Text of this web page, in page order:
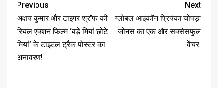
Previous
अक्षय कुमार और टाइगर श्रॉफ की
रियल एक्शन फिल्म ‘बड़े मियां छोटे
मियां’ के टाइटल ट्रैक पोस्टर का
अनावरण!
Next
ग्लोबल आइकॉन प्रियंका चोपड़ा
जोनस का एक और सक्सेसफुल
वेंचर!